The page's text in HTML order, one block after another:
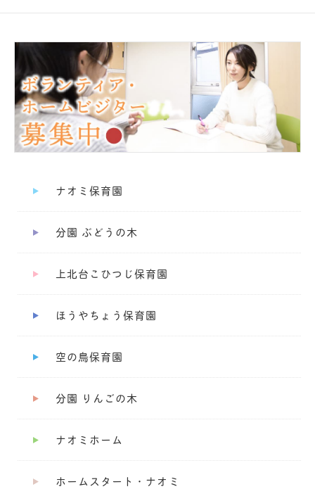
ナオミ保育園
分園 ぶどうの木
上北台こひつじ保育園
ほうやちょう保育園
空の鳥保育園
分園 りんごの木
ナオミホーム
ホームスタート・ナオミ